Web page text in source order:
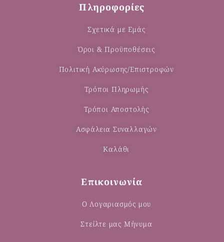
Πληροφορίες
Σχετικά με Εμάς
Όροι & Προϋποθέσεις
Πολιτική Ακύρωσης/Επιστροφών
Τρόποι Πληρωμής
Τρόποι Αποστολής
Ασφάλεια Συναλλαγών
Καλάθι
Επικοινωνία
Ο Λογαριασμός μου
Στείλτε μας Μήνυμα